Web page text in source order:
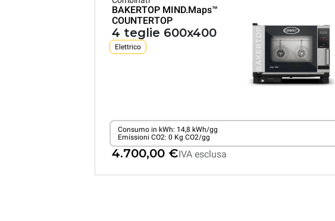
BAKERTOP MIND.Maps™
COUNTERTOP
4 teglie 600x400
Elettrico
Consumo in kWh: 14,8 kWh/gg
Emissioni CO2: 0 Kg CO2/gg
4.700,00 €IVA esclusa